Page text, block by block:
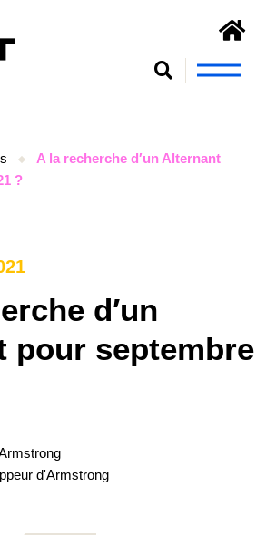
A la recherche d′un Alternant
?
d′un
pour septembre
d'Armstrong